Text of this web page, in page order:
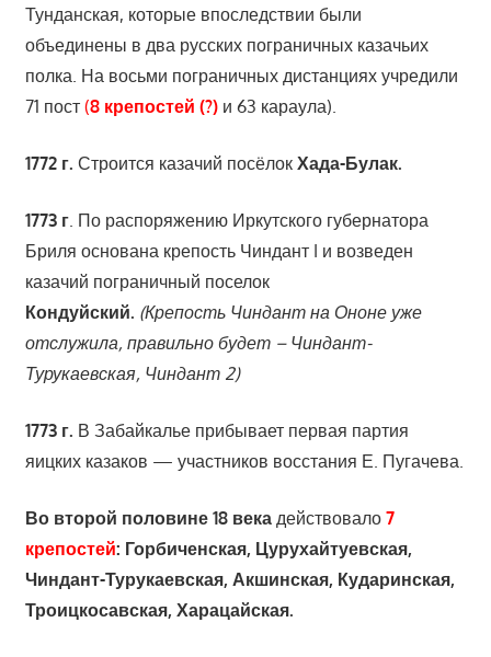
Тунданская, которые впоследствии были
объединены в два русских пограничных казачьих
полка. На восьми пограничных дистанциях учредили
71 пост (8 крепостей (?)и 63 караула).
1772 г. Строится казачий посёлок Хада-Булак.
1773 г. По распоряжению Иркутского губернатора
Бриля основана крепость Чиндант I и возведен
казачий пограничный поселок
Кондуйский. (Крепость Чиндант на Ононе уже
отслужила, правильно будет – Чиндант-
Турукаевская, Чиндант 2)
1773 г. В Забайкалье прибывает первая партия
яицких казаков — участников восстания Е. Пугачева.
Во второй половине 18 векадействовало 7
крепостей: Горбиченская, Цурухайтуевская,
Чиндант-Турукаевская, Акшинская, Кударинская,
Троицкосавская, Харацайская.